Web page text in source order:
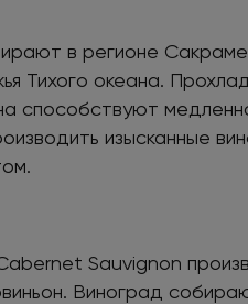
в регионе
Тихого океана.
способствуют
изысканные
Sauvignon
Виноград